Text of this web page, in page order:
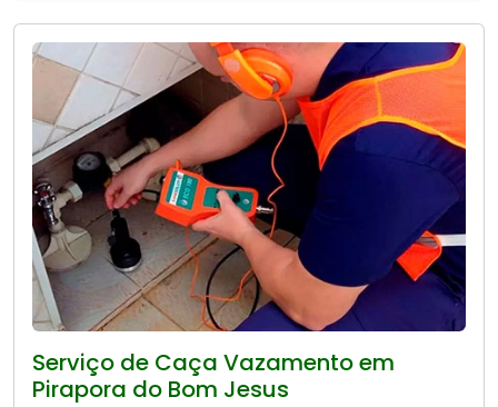
Serviço de Caça Vazamento em
Pirapora do Bom Jesus